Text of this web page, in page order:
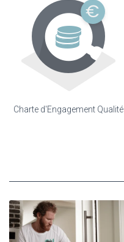
Charte d'Engagement Qualité